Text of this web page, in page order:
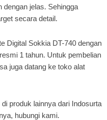
dengan jelas. Sehingga
secara detail.
Digital Sokkia DT-740 dengan
1 tahun. Untuk pembelian
juga datang ke toko alat
produk lainnya dari Indosurta
hubungi kami.